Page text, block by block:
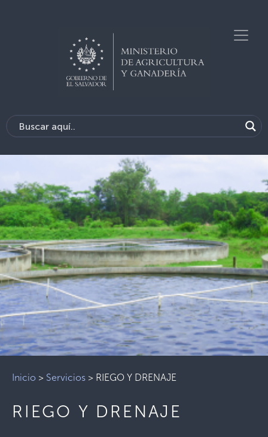
Inicio > Servicios > RIEGO Y DRENAJE
RIEGO Y DRENAJE